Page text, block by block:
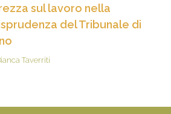
sul lavoro nella
del Tribunale di
Taverriti